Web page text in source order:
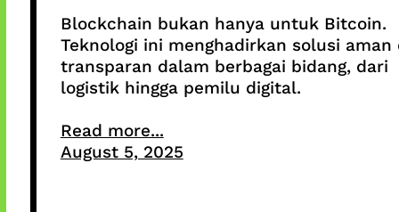
Blockchain bukan hanya untuk Bitcoin.
Teknologi ini menghadirkan solusi aman
transparan dalam berbagai bidang, dari
logistik hingga pemilu digital.
Read more...
August 5, 2025